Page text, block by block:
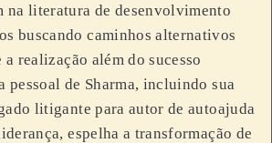
na literatura de desenvolvimento
buscando caminhos alternativos
realização além do sucesso
pessoal de Sharma, incluindo sua
litigante para autor de autoajuda
espelha a transformação de